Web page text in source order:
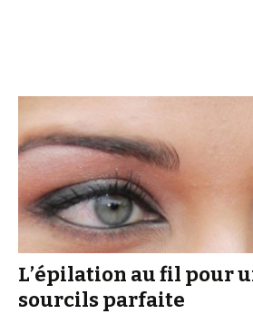
L’épilation au fil pour
sourcils parfaite